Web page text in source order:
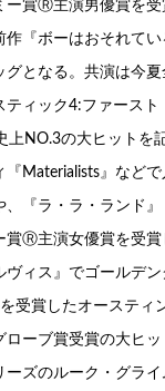
ー賞Ⓡ主演男優賞を受
作『ボーはおそれてい
グとなる。共演は今夏
ティック4:ファース
上NO.3の大ヒットを
『Materialists』など
、『ラ・ラ・ランド
賞Ⓡ主演女優賞を受賞
ヴィス』でゴールデ
受賞したオースティ
ローブ賞受賞の大ヒ
ーズのルーク・グラ